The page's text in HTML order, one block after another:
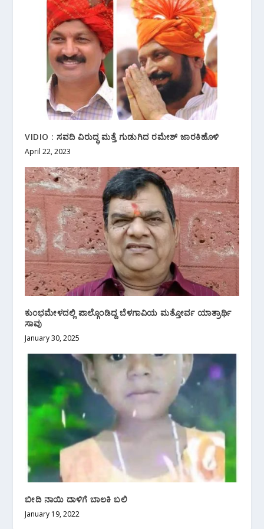
VIDIO : ಸವದಿ ವಿರುದ್ಧ ಮತ್ತೆ ಗುಡುಗಿದ ರಮೇಶ್ ಜಾರಕಿಹೊಳಿ
April 22, 2023
ಕುಂಭಮೇಳದಲ್ಲಿ ಪಾಲ್ಗೊಂಡಿದ್ದ ಬೆಳಗಾವಿಯ ಮತ್ತೋರ್ವ ಯಾತ್ರಾರ್ಥಿ
ಸಾವು
January 30, 2025
ಬೀದಿ ನಾಯಿ ದಾಳಿಗೆ ಬಾಲಕಿ ಬಲಿ
January 19, 2022